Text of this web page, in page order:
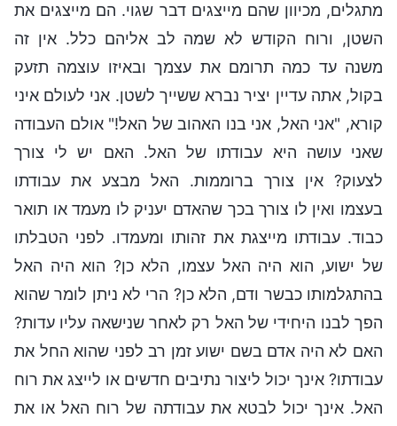
מתגלים, מכיוון שהם מייצגים דבר שגוי. הם מייצגים את
השטן, ורוח הקודש לא שמה לב אליהם כלל. אין זה
משנה עד כמה תרומם את עצמך ובאיזו עוצמה תזעק
בקול, אתה עדיין יציר נברא ששייך לשטן. אני לעולם איני
קורא, "אני האל, אני בנו האהוב של האל!" אולם העבודה
שאני עושה היא עבודתו של האל. האם יש לי צורך
לצעוק? אין צורך ברוממות. האל מבצע את עבודתו
בעצמו ואין לו צורך בכך שהאדם יעניק לו מעמד או תואר
כבוד. עבודתו מייצגת את זהותו ומעמדו. לפני הטבלתו
של ישוע, הוא היה האל עצמו, הלא כן? הוא היה האל
בהתגלמותו כבשר ודם, הלא כן? הרי לא ניתן לומר שהוא
הפך לבנו היחידי של האל רק לאחר שנישאה עליו עדות?
האם לא היה אדם בשם ישוע זמן רב לפני שהוא החל את
עבודתו? אינך יכול ליצור נתיבים חדשים או לייצג את רוח
האל. אינך יכול לבטא את עבודתה של רוח האל או את